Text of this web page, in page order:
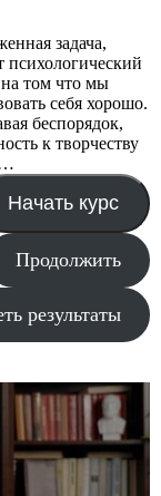
задача,
психологический
том что мы
себя хорошо.
беспорядок,
к творчеству
Начать курс
Продолжить
результаты